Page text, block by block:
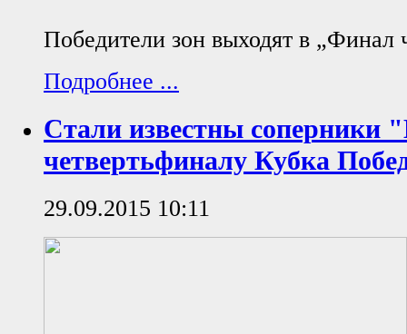
Победители зон выходят в „Финал
Подробнее ...
Стали известны соперники
четвертьфиналу Кубка
29.09.2015 10:11